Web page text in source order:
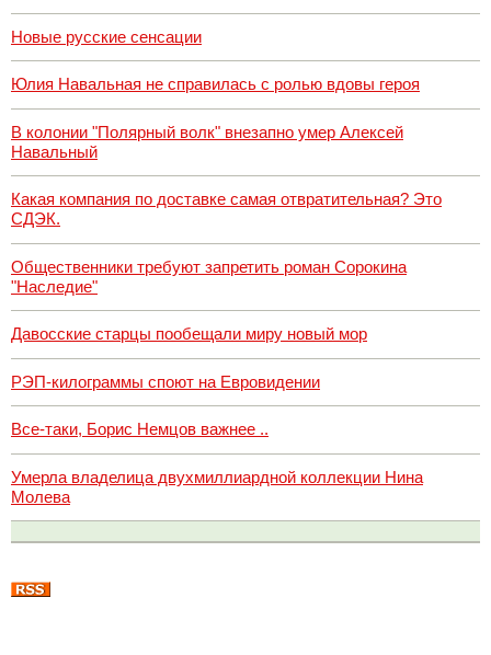
Новые русские сенсации
Юлия Навальная не справилась с ролью вдовы героя
В колонии "Полярный волк" внезапно умер Алексей
Навальный
Какая компания по доставке самая отвратительная? Это
СДЭК.
Общественники требуют запретить роман Сорокина
"Наследие"
Давосские старцы пообещали миру новый мор
РЭП-килограммы споют на Евровидении
Все-таки, Борис Немцов важнее ..
Умерла владелица двухмиллиардной коллекции Нина
Молева